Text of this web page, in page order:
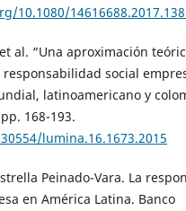
10.1080/
al. “Una aproximación
social
latinoamericano y
168-193.
lumina.16.1673.2015
Peinado-Vara. La
en América Latina. Banco